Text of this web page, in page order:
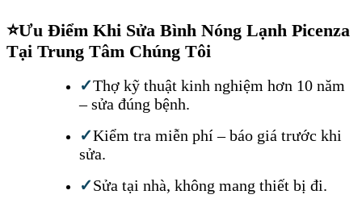
⭐Ưu Điểm Khi Sửa Bình Nóng Lạnh Picenza
Tại Trung Tâm Chúng Tôi
✓Thợ kỹ thuật kinh nghiệm hơn 10 năm
– sửa đúng bệnh.
✓Kiểm tra miễn phí – báo giá trước khi
sửa.
✓Sửa tại nhà, không mang thiết bị đi.